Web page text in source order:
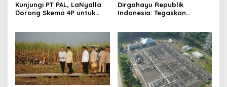
Kunjungi PT PAL, LaNyalla
Dorong Skema 4P untuk
Dirgahayu Republik
Indonesia: Tegaskan
Nasional